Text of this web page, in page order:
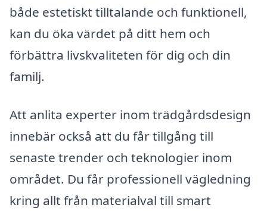
både estetiskt tilltalande och funktionell,
kan du öka värdet på ditt hem och
förbättra livskvaliteten för dig och din
familj.
Att anlita experter inom trädgårdsdesign
innebär också att du får tillgång till
senaste trender och teknologier inom
området. Du får professionell vägledning
kring allt från materialval till smart